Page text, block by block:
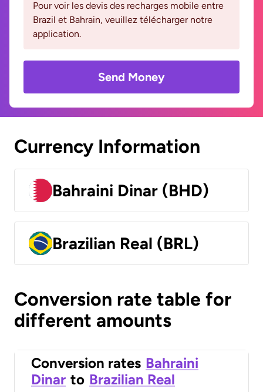
Pour voir les devis des recharges mobile entre
Brazil et Bahrain, veuillez télécharger notre
application.
Send Money
Currency Information
Bahraini Dinar (BHD)
Brazilian Real (BRL)
Conversion rate table for
different amounts
Conversion rates Bahraini
Dinar to Brazilian Real